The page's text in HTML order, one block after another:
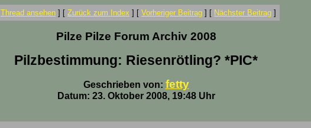
Thread ansehen ] [ Zurück zum Index ] [ Vorheriger Beitrag ] [ Nächster Beitrag ]
Pilze Pilze Forum Archiv 2008
Pilzbestimmung: Riesenrötling? *PIC*
Geschrieben von: fetty
Datum: 23. Oktober 2008, 19:48 Uhr